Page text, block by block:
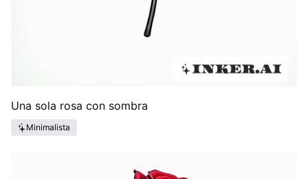
Una sola rosa con sombra
Minimalista